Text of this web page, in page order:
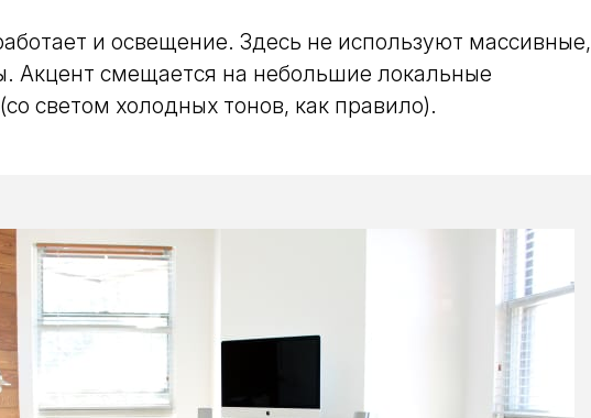
и освещение. Здесь не используют массивные,
Акцент смещается на небольшие локальные
светом холодных тонов, как правило).